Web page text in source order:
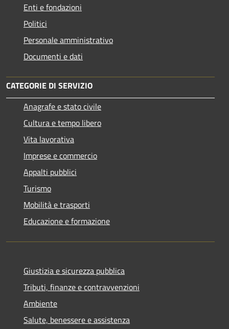
Enti e fondazioni
Politici
Personale amministrativo
Documenti e dati
CATEGORIE DI SERVIZIO
Anagrafe e stato civile
Cultura e tempo libero
Vita lavorativa
Imprese e commercio
Appalti pubblici
Turismo
Mobilità e trasporti
Educazione e formazione
Giustizia e sicurezza pubblica
Tributi, finanze e contravvenzioni
Ambiente
Salute, benessere e assistenza